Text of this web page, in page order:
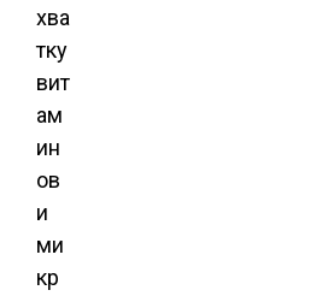
хва
тку
вит
ам
ин
ов
и
ми
кр